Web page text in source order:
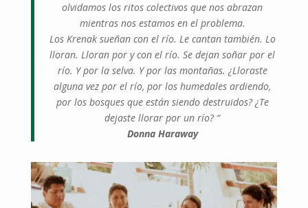
olvidamos los ritos colectivos que nos abrazan
mientras nos estamos en el problema.
Los Krenak sueñan con el río. Le cantan también. Lo
lloran. Lloran por y con el río. Se dejan soñar por el
río. Y por la selva. Y por las montañas. ¿Lloraste
alguna vez por el río, por los humedales ardiendo,
por los bosques que están siendo destruidos? ¿Te
dejaste llorar por un río? “
Donna Haraway